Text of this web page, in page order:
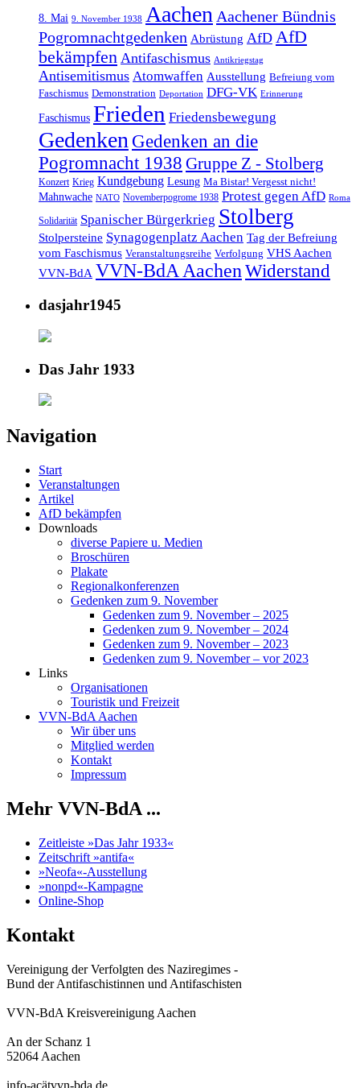
8. Mai 9. November 1938 Aachen Aachener Bündnis
Pogromnachtgedenken Abrüstung AfD AfD
bekämpfen Antifaschismus Antikriegstag
Antisemitismus Atomwaffen Ausstellung Befreiung vom
Faschismus Demonstration Deportation DFG-VK Erinnerung
Faschismus Frieden Friedensbewegung
Gedenken Gedenken an die
Pogromnacht 1938 Gruppe Z - Stolberg
Konzert Krieg Kundgebung Lesung Ma Bistar! Vergesst nicht!
Mahnwache NATO Novemberpogrome 1938 Protest gegen AfD Roma
Solidarität Spanischer Bürgerkrieg Stolberg
Stolpersteine Synagogenplatz Aachen Tag der Befreiung
vom Faschismus Veranstaltungsreihe Verfolgung VHS Aachen
VVN-BdA VVN-BdA AachenWiderstand
dasjahr1945
Das Jahr 1933
Navigation
Start
Veranstaltungen
Artikel
AfD bekämpfen
Downloads
diverse Papiere u. Medien
Broschüren
Plakate
Regionalkonferenzen
Gedenken zum 9. November
Gedenken zum 9. November – 2025
Gedenken zum 9. November – 2024
Gedenken zum 9. November – 2023
Gedenken zum 9. November – vor 2023
Links
Organisationen
Touristik und Freizeit
VVN-BdA Aachen
Wir über uns
Mitglied werden
Kontakt
Impressum
Mehr VVN-BdA ...
Zeitleiste »Das Jahr 1933«
Zeitschrift »antifa«
»Neofa«-Ausstellung
»nonpd«-Kampagne
Online-Shop
Kontakt
Vereinigung der Verfolgten des Naziregimes -
Bund der Antifaschistinnen und Antifaschisten
VVN-BdA Kreisvereinigung Aachen
An der Schanz 1
52064 Aachen
info-acätvvn-bda.de